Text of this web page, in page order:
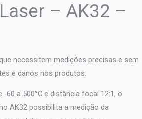
– AK32 –
necessitem medições precisas e sem
e danos nos produtos.
60 a 500°C e distância focal 12:1, o
AK32 possibilita a medição da